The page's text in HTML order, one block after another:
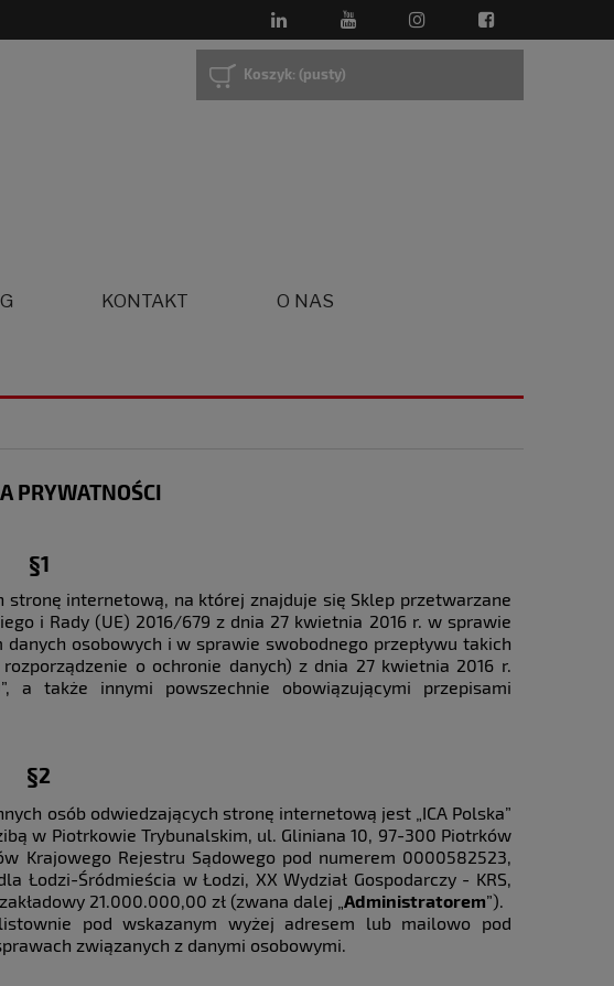
Koszyk: (pusty)
KONTAKT O NAS
PRYWATNOŚCI
§1
internetową, na której znajduje się Sklep przetwarzane
i Rady (UE) 2016/679 z dnia 27 kwietnia 2016 r. w sprawie
osobowych i w sprawie swobodnego przepływu takich
o ochronie danych) z dnia 27 kwietnia 2016 r.
a także innymi powszechnie obowiązującymi przepisami
§2
osób odwiedzających stronę internetową jest „ICA Polska”
w Piotrkowie Trybunalskim, ul. Gliniana 10, 97-300 Piotrków
Krajowego Rejestru Sądowego pod numerem 0000582523,
Łodzi-Śródmieścia w Łodzi, XX Wydział Gospodarczy - KRS,
21.000.000,00 zł (zwana dalej „Administratorem”).
pod wskazanym wyżej adresem lub mailowo pod
związanych z danymi osobowymi.